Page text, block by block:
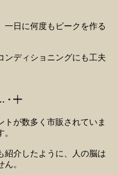
一日に何度もピークを作る
ンディショニングにも工夫
・┿
トが数多く市販されていま
紹介したように、人の脳は
。